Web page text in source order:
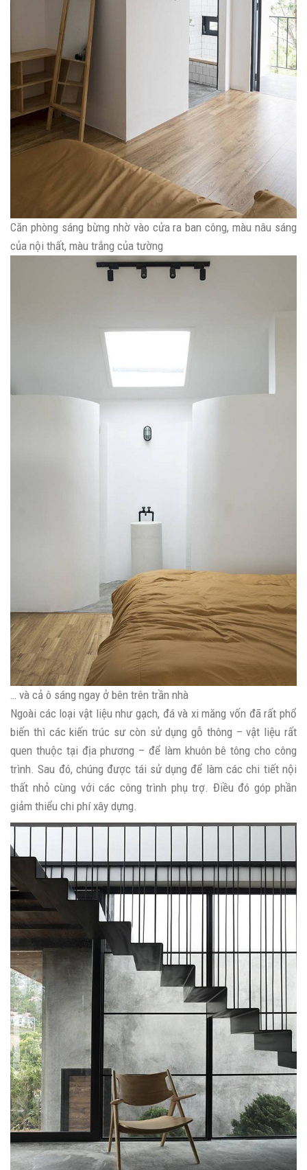
Căn phòng sáng bừng nhờ vào cửa ra ban công, màu nâu sáng
của nội thất, màu trắng của tường
… và cả ô sáng ngay ở bên trên trần nhà
Ngoài các loại vật liệu như gạch, đá và xi măng vốn đã rất phổ
biến thì các kiến trúc sư còn sử dụng gỗ thông – vật liệu rất
quen thuộc tại địa phương – để làm khuôn bê tông cho công
trình. Sau đó, chúng được tái sử dụng để làm các chi tiết nội
thất nhỏ cùng với các công trình phụ trợ. Điều đó góp phần
giảm thiểu chi phí xây dựng.